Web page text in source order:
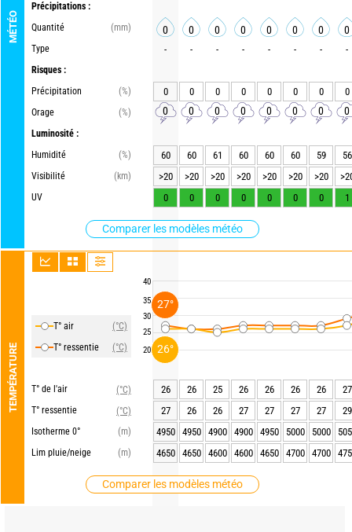
MÉTÉO
Précipitations :
Quantité
(mm)
Type
Risques :
Précipitation
(%)
Orage
(%)
Luminosité :
Humidité
(%)
Visibilité
(km)
UV
Comparer les modèles météo
TEMPÉRATURE
T° air
(°C)
T° ressentie
(°C)
T° de l'air
(°C)
T° ressentie
(°C)
Isotherme 0°
(m)
Lim pluie/neige
(m)
Comparer les modèles météo
40
35
30
25
20
0 0 0 0 0 0 0 0
- - - - - - - -
0 0 0 0 0 0 0 0
0 0 0 0 0 0 0 0
60 60 61 60 60 60 59
56
>20
>20 >20 >20 >20 >20 >20
0
0 0 0 0 0 0 1
26 26 25 26 26 26 26
27
27
26 26 27 27 27 27
29
4950
4950 4900 4900 4950 5000 5000
4650
4650 4600 4600 4650 4700 4700
26°
27°